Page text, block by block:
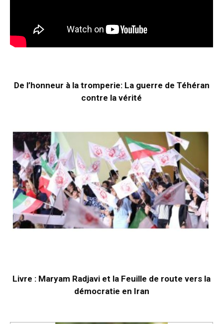
De l’honneur à la tromperie: La guerre de Téhéran
contre la vérité
Livre : Maryam Radjavi et la Feuille de route vers la
démocratie en Iran